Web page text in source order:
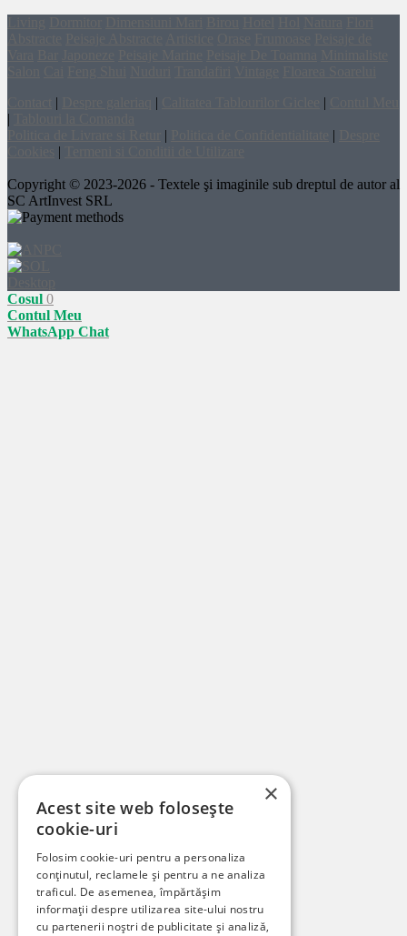
| | |
|
| |
|
Copyright © 2023-2026 - Textele şi imaginile sub dreptul de autor al
SC ArtInvest SRL
Cosul 0
Contul Meu
WhatsApp Chat
×
Acest site web folosește
cookie-uri
Folosim cookie-uri pentru a personaliza
conținutul, reclamele și pentru a ne analiza
traficul. De asemenea, împărtășim
informații despre utilizarea site-ului nostru
cu partenerii noștri de publicitate și analiză,